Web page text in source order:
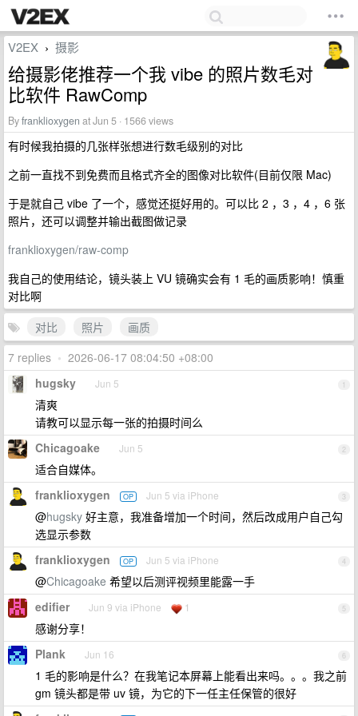
V2EX › 摄影
给摄影佬推荐一个我 vibe 的照片数毛对
比软件 RawComp
Byfranklioxygen at Jun 5 · 1566 views
有时候我拍摄的几张样张想进行数毛级别的对比
之前一直找不到免费而且格式齐全的图像对比软件(目前仅限 Mac)
于是就自己 vibe 了一个，感觉还挺好用的。可以比 2 ，3 ，4 ，6 张
照片，还可以调整并输出截图做记录
franklioxygen/raw-comp
我自己的使用结论，镜头装上 VU 镜确实会有 1 毛的画质影响！慎重
对比啊
对比
照片
画质
7 replies • 2026-06-17 08:04:50 +08:00
1
hugsky Jun 5
清爽
请教可以显示每一张的拍摄时间么
2
Chicagoake Jun 5
适合自媒体。
3
franklioxygen OP Jun 5 via iPhone
@hugsky 好主意，我准备增加一个时间，然后改成用户自己勾
选显示参数
4
franklioxygen OP Jun 5 via iPhone
@Chicagoake 希望以后测评视频里能露一手
5
edifier Jun 9 via iPhone 1
感谢分享！
6
Plank Jun 16
1 毛的影响是什么？在我笔记本屏幕上能看出来吗。。。我之前
gm 镜头都是带 uv 镜，为它的下一任主任保管的很好